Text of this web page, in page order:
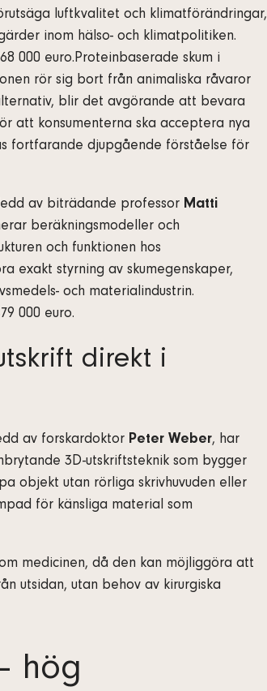
luftkvalitet och klimatförändringar,
inom hälso- och klimatpolitiken.
000 euro.Proteinbaserade skum i
rör sig bort från animaliska råvaror
blir det avgörande att bevara
att konsumenterna ska acceptera nya
fortfarande djupgående förståelse för
av biträdande professor Matti
beräkningsmodeller och
och funktionen hos
exakt styrning av skumegenskaper,
och materialindustrin.
000 euro.
direkt i
av forskardoktor Peter Weber, har
3D-utskriftsteknik som bygger
objekt utan rörliga skrivhuvuden eller
för känsliga material som
medicinen, då den kan möjliggöra att
utsidan, utan behov av kirurgiska
hög